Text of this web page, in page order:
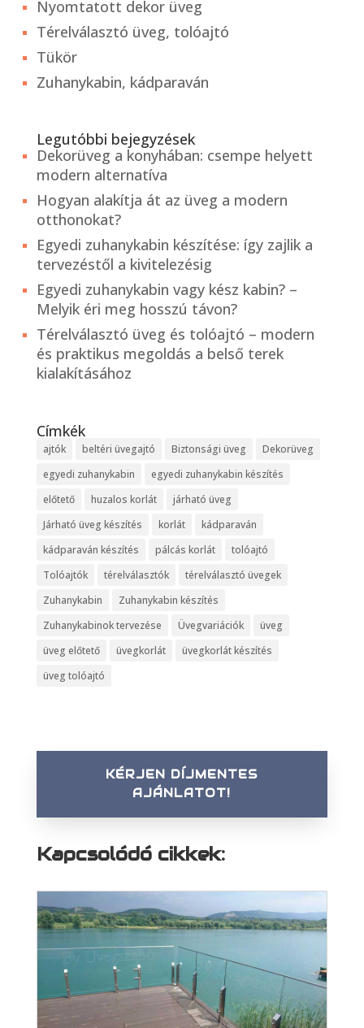
Nyomtatott dekor üveg
Térelválasztó üveg, tolóajtó
Tükör
Zuhanykabin, kádparaván
Legutóbbi bejegyzések
Dekorüveg a konyhában: csempe helyett
modern alternatíva
Hogyan alakítja át az üveg a modern
otthonokat?
Egyedi zuhanykabin készítése: így zajlik a
tervezéstől a kivitelezésig
Egyedi zuhanykabin vagy kész kabin? –
Melyik éri meg hosszú távon?
Térelválasztó üveg és tolóajtó – modern
és praktikus megoldás a belső terek
kialakításához
Címkék
ajtók beltéri üvegajtó Biztonsági üveg
Dekorüveg
egyedi zuhanykabin
egyedi zuhanykabin készítés
előtető
huzalos korlát
járható üveg
Járható üveg készítés
korlát
kádparaván
kádparaván készítés
pálcás korlát
tolóajtó
Tolóajtók
térelválasztók
térelválasztó üvegek
Zuhanykabin
Zuhanykabin készítés
Zuhanykabinok tervezése
Üvegvariációk
üveg
üveg előtető
üvegkorlát
üvegkorlát készítés
üveg tolóajtó
KÉRJEN DÍJMENTES
AJÁNLATOT!
Kapcsolódó cikkek: